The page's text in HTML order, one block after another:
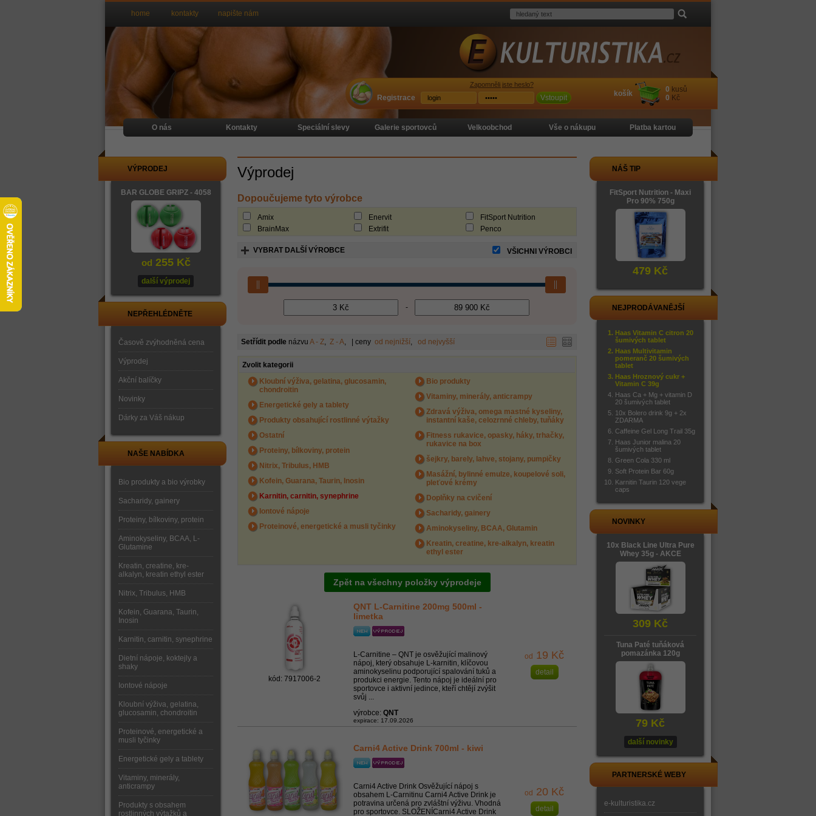
Výprodej
Dopoučujeme tyto výrobce
Amix
BrainMax
Enervit
Extrifit
FitSport Nutrition
Penco
VYBRAT DALŠÍ VÝROBCE VŠICHNI VÝROBCI
-
Setřídit podle názvu A - Z, Z - A, | ceny od nejnižší, od nejvyšší
Zvolit kategorii
Kloubní výživa, gelatina, glucosamin,
chondroitin
Energetické gely a tablety
Produkty obsahující rostlinné výtažky
Ostatní
Proteiny, bílkoviny, protein
Nitrix, Tribulus, HMB
Kofein, Guarana, Taurin, Inosin
Karnitin, carnitin, synephrine
Iontové nápoje
Proteinové, energetické a musli tyčinky
Bio produkty
Vitaminy, minerály, anticrampy
Zdravá výživa, omega mastné kyseliny,
instantní kaše, celozrnné chleby, tuňáky
Fitness rukavice, opasky, háky, trhačky,
rukavice na box
šejkry, barely, lahve, stojany, pumpičky
Masážní, bylinné emulze, koupelové soli,
pleťové krémy
Doplňky na cvičení
Sacharidy, gainery
Aminokyseliny, BCAA, Glutamin
Kreatin, creatine, kre-alkalyn, kreatin
ethyl ester
Zpět na všechny položky výprodeje
kód: 7917006-2
QNT L-Carnitine 200mg 500ml -
limetka
L-Carnitine – QNT je osvěžující malinový
nápoj, který obsahuje L-karnitin, klíčovou
aminokyselinu podporující spalování tuků a
produkci energie. Tento nápoj je ideální pro
sportovce i aktivní jedince, kteří chtějí zvýšit
svůj ...
výrobce: QNT
expirace: 17.09.2026
od 19 Kč
detail
Carni4 Active Drink 700ml - kiwi
Carni4 Active Drink Osvěžující nápoj s
obsahem L-Carnitinu Carni4 Active Drink je
potravina určená pro zvláštní výživu. Vhodná
pro sportovce. SLOŽENÍCarni4 Active Drink
od 20 Kč
detail
VÝPRODEJ
BAR GLOBE GRIPZ - 4058
od 255 Kč
další výprodej
NEPŘEHLÉDNĚTE
Časově zvýhodněná cena
Výprodej
Akční balíčky
Novinky
Dárky za Váš nákup
NAŠE NABÍDKA
Bio produkty a bio výrobky
Sacharidy, gainery
Proteiny, bílkoviny, protein
Aminokyseliny, BCAA, L-
Glutamine
Kreatin, creatine, kre-
alkalyn, kreatin ethyl ester
Nitrix, Tribulus, HMB
Kofein, Guarana, Taurin,
Inosin
Karnitin, carnitin, synephrine
Dietní nápoje, koktejly a
shaky
Iontové nápoje
Kloubní výživa, gelatina,
glucosamin, chondroitin
Proteinové, energetické a
musli tyčinky
Energetické gely a tablety
Vitaminy, minerály,
anticrampy
Produkty s obsahem
rostlinných výtažků a
NÁŠ TIP
FitSport Nutrition - Maxi
Pro 90% 750g
479 Kč
NEJPRODÁVANĚJŠÍ
Haas Vitamin C citron 20
šumivých tablet
Haas Multivitamin
pomeranč 20 šumivých
tablet
Haas Hroznový cukr +
Vitamin C 39g
Haas Ca + Mg + vitamin D
20 šumivých tablet
10x Bolero drink 9g + 2x
ZDARMA
Caffeine Gel Long Trail 35g
Haas Junior malina 20
šumivých tablet
Green Cola 330 ml
Soft Protein Bar 60g
Karnitin Taurin 120 vege
caps
NOVINKY
10x Black Line Ultra Pure
Whey 35g - AKCE
309 Kč
Tuna Paté tuňáková
pomazánka 120g
79 Kč
další novinky
PARTNERSKÉ WEBY
e-kulturistika.cz
home kontakty napište nám
O nás Kontakty Speciální slevy Galerie sportovců Velkoobchod Vše o nákupu Platba kartou
košík 0 kusů
0 Kč
Registrace
Zapomněli jste heslo?
Vstoupit